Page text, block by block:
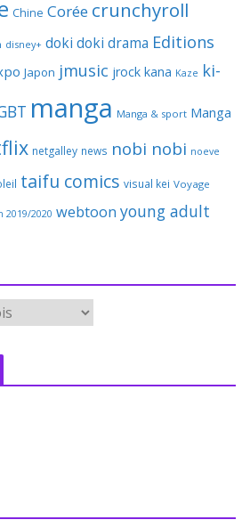
Chine Corée crunchyroll
disney+ doki doki drama Editions
Japon jmusic jrock kana Kaze ki-
manga Manga & sport Manga
netgalley news nobi nobi noeve
taifu comics visual kei Voyage
2019/2020 webtoon young adult